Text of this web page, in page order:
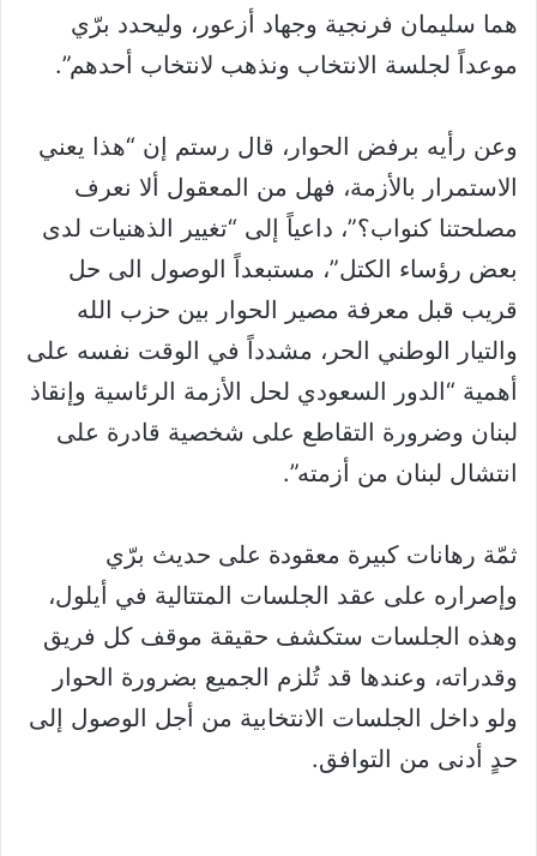
هما سليمان فرنجية وجهاد أزعور، وليحدد برّي
موعداً لجلسة الانتخاب ونذهب لانتخاب أحدهم”.
وعن رأيه برفض الحوار، قال رستم إن “هذا يعني
الاستمرار بالأزمة، فهل من المعقول ألا نعرف
مصلحتنا كنواب؟”، داعياً إلى “تغيير الذهنيات لدى
بعض رؤساء الكتل”، مستبعداً الوصول الى حل
قريب قبل معرفة مصير الحوار بين حزب الله
والتيار الوطني الحر، مشدداً في الوقت نفسه على
أهمية “الدور السعودي لحل الأزمة الرئاسية وإنقاذ
لبنان وضرورة التقاطع على شخصية قادرة على
انتشال لبنان من أزمته”.
ثمّة رهانات كبيرة معقودة على حديث برّي
وإصراره على عقد الجلسات المتتالية في أيلول،
وهذه الجلسات ستكشف حقيقة موقف كل فريق
وقدراته، وعندها قد تُلزم الجميع بضرورة الحوار
ولو داخل الجلسات الانتخابية من أجل الوصول إلى
حدٍ أدنى من التوافق.